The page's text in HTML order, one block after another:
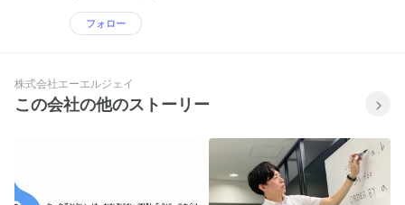
フォロー
株式会社エーエルジェイ
この会社の他のストーリー